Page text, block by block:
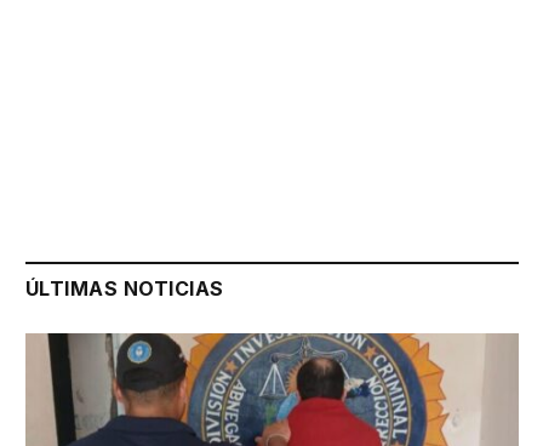
ÚLTIMAS NOTICIAS